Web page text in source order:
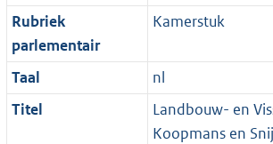
Rubriek
parlementair
Kamerstuk
Taal
nl
Titel
Landbouw- en
Koopmans en